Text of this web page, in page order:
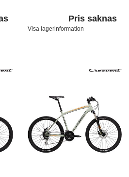
Pris saknas
Visa lagerinformation